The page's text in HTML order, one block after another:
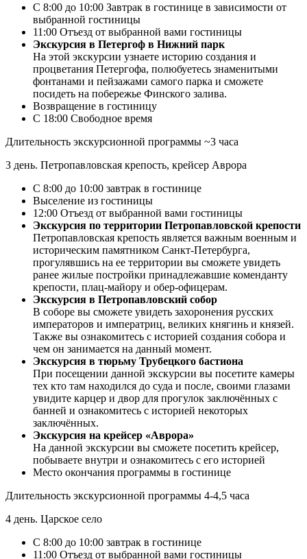
С 8:00 до 10:00 Завтрак в гостинице в зависимости от
выбранной гостиницы
11:00 Отъезд от выбранной вами гостиницы
Экскурсия в Петергоф в Нижний парк
На этой экскурсии узнаете историю создания и
процветания Петергофа, полюбуетесь знаменитыми
фонтанами и пейзажами самого парка и сможете
посидеть на побережье Финского залива.
Возвращение в гостиницу
С 18:00 Свободное время
Длительность экскурсионной программы ~3 часа
3 день. Петропавловская крепость, крейсер Аврора
С 8:00 до 10:00 завтрак в гостинице
Выселение из гостиницы
12:00 Отъезд от выбранной вами гостиницы
Экскурсия по территории Петропавловской крепости
Петропавловская крепость является важным военным и
историческим памятником Санкт-Петербурга,
прогулявшись на ее территории вы сможете увидеть
ранее жилые постройки принадлежавшие коменданту
крепости, плац-майору и обер-офицерам.
Экскурсия в Петропавловский собор
В соборе вы сможете увидеть захоронения русских
императоров и императриц, великих княгинь и князей.
Также вы ознакомитесь с историей создания собора и
чем он занимается на данный момент.
Экскурсия в тюрьму Трубецкого бастиона
При посещении данной экскурсии вы посетите камеры
тех кто там находился до суда и после, своими глазами
увидите карцер и двор для прогулок заключённых с
банней и ознакомитесь с историей некоторых
заключённых.
Экскурсия на крейсер «Аврора»
На данной экскурсии вы сможете посетить крейсер,
побываете внутри и ознакомитесь с его историей
Место окончания программы в гостинице
Длительность экскурсионной программы 4-4,5 часа
4 день. Царское село
С 8:00 до 10:00 завтрак в гостинице
11:00 Отъезд от выбранной вами гостиницы